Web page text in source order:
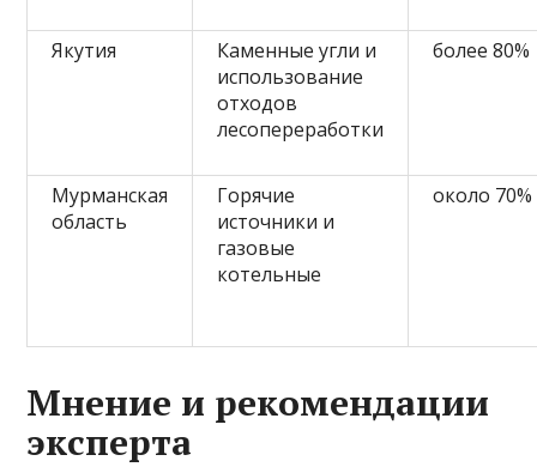
Якутия
Каменные угли и
использование
отходов
лесопереработки
более 80%
Мурманская
область
Горячие
источники и
газовые
котельные
около 70%
Мнение и рекомендации
эксперта